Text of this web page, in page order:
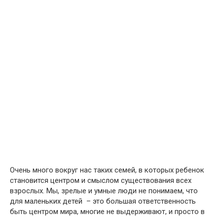
Очень много вокруг нас таких семей, в которых ребенок
становится центром и смыслом существования всех
взрослых. Мы, зрелые и умные люди не понимаем, что
для маленьких детей – это большая ответственность
быть центром мира, многие не выдерживают, и просто в